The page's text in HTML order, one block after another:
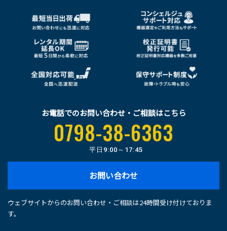
お電話でのお問い合わせ・ご相談はこちら
0798-38-6363
平日 9:00～17:45
お問い合わせ
ウェブサイトからのお問い合わせ・ご相談は24時間受け付けておりま
す。